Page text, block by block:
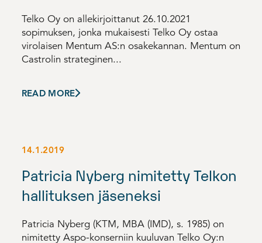
Telko Oy on allekirjoittanut 26.10.2021
sopimuksen, jonka mukaisesti Telko Oy ostaa
virolaisen Mentum AS:n osakekannan. Mentum on
Castrolin strateginen...
READ MORE
14.1.2019
Patricia Nyberg nimitetty Telkon
hallituksen jäseneksi
Patricia Nyberg (KTM, MBA (IMD), s. 1985) on
nimitetty Aspo-konserniin kuuluvan Telko Oy:n